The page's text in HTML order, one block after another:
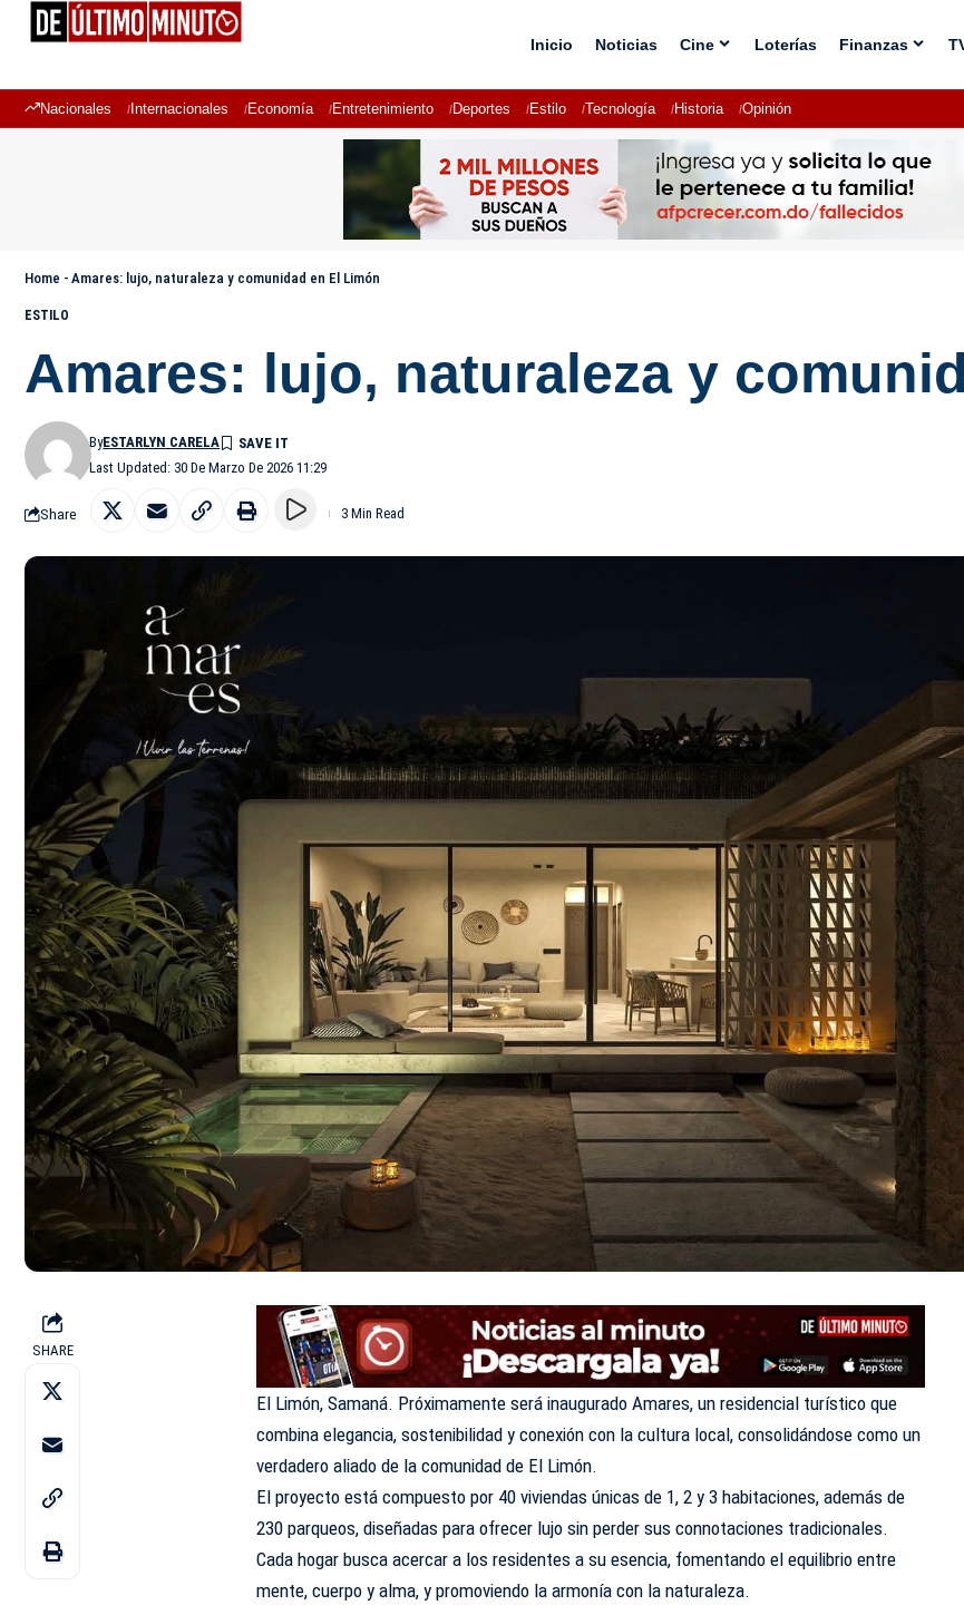
Inicio Noticias Cine Loterías Finanzas
Nacionales Internacionales Economía Entretenimiento Deportes Estilo Tecnología Historia Opinión
Home - Amares: lujo, naturaleza y comunidad en El Limón
ESTILO
Amares: lujo, naturaleza y
Last Updated: 30 De Marzo De 2026 11:29
ByESTARLYN CARELA
Share 3 Min Read
SHARE
El Limón, Samaná. Próximamente será inaugurado Amares, un residencial turístico que
combina elegancia, sostenibilidad y conexión con la cultura local, consolidándose como un
verdadero aliado de la comunidad de El Limón.
El proyecto está compuesto por 40 viviendas únicas de 1, 2 y 3 habitaciones, además de
230 parqueos, diseñadas para ofrecer lujo sin perder sus connotaciones tradicionales.
Cada hogar busca acercar a los residentes a su esencia, fomentando el equilibrio entre
mente, cuerpo y alma, y promoviendo la armonía con la naturaleza.